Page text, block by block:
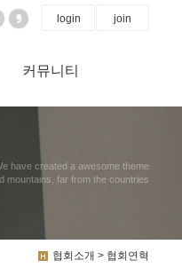
login join
커뮤니티
have created a awesome theme
mountains, far from the countries
협회소개 > 협회연혁